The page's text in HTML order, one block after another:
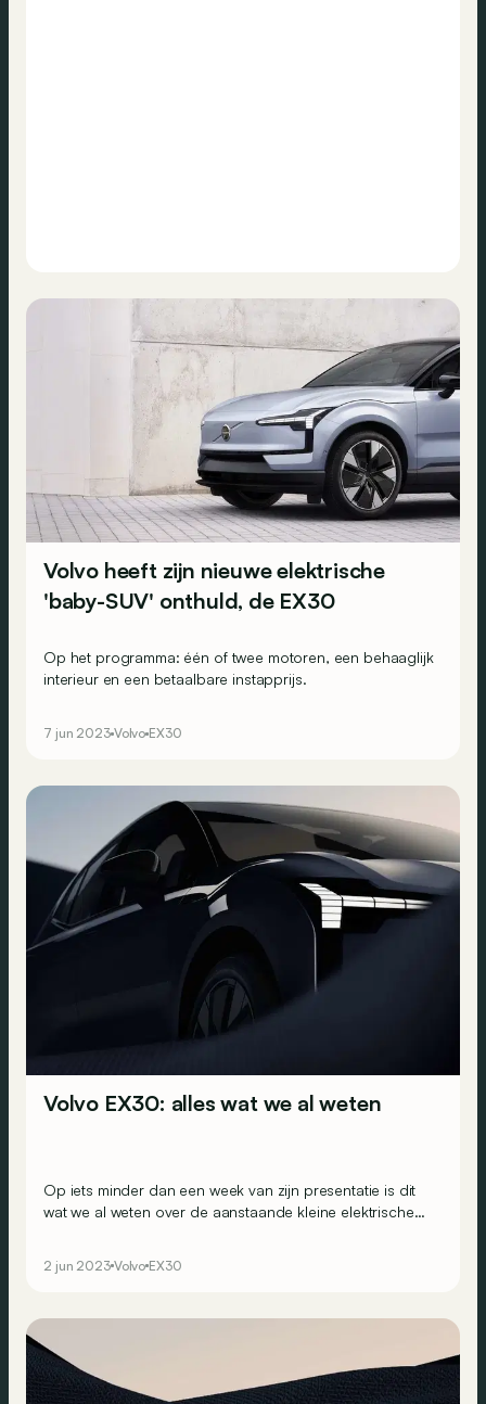
Volvo heeft zijn nieuwe elektrische
'baby-SUV' onthuld, de EX30
Op het programma: één of twee motoren, een behaaglijk
interieur en een betaalbare instapprijs.
7 jun 2023 Volvo EX30
Volvo EX30: alles wat we al weten
Op iets minder dan een week van zijn presentatie is dit
wat we al weten over de aanstaande kleine elektrische
2 jun 2023 Volvo EX30